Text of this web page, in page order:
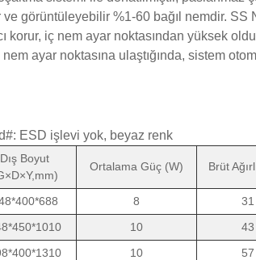
görüntüleyebilir %1-60 bağıl nemdir.
korur, iç nem ayar noktasından yüksek
ayar noktasına ulaştığında, sistem
ESD işlevi yok, beyaz renk
Dış Boyut
Ortalama Güç (W) Brüt
8 31
10 43
10 57